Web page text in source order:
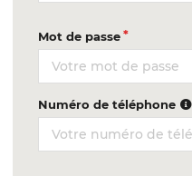
Mot de passe
Numéro de téléphone